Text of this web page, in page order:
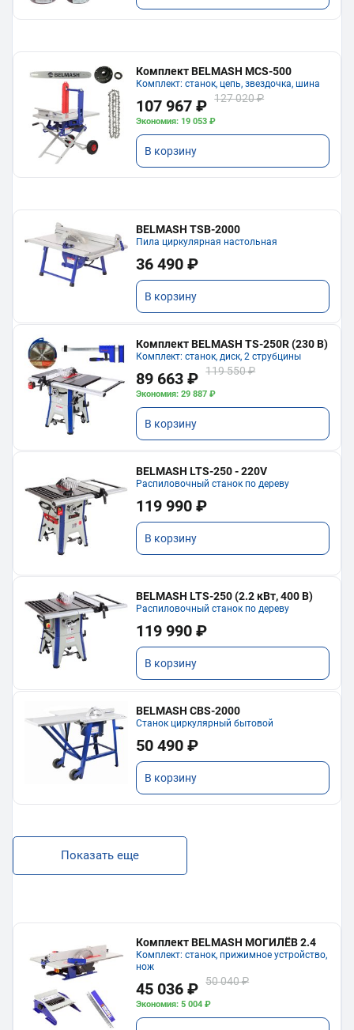
Комплект BELMASH MCS-500
Комплект: станок, цепь, звездочка, шина
107 967 ₽ 127 020 ₽
Экономия: 19 053 ₽
В корзину
BELMASH TSB-2000
Пила циркулярная настольная
36 490 ₽
В корзину
Комплект BELMASH TS-250R (230 В)
Комплект: станок, диск, 2 струбцины
89 663 ₽ 119 550 ₽
Экономия: 29 887 ₽
В корзину
BELMASH LTS-250 - 220V
Распиловочный станок по дереву
119 990 ₽
В корзину
BELMASH LTS-250 (2.2 кВт, 400 В)
Распиловочный станок по дереву
119 990 ₽
В корзину
BELMASH CBS-2000
Станок циркулярный бытовой
50 490 ₽
В корзину
Показать еще
Комплект BELMASH МОГИЛЁВ 2.4
Комплект: станок, прижимное устройство,
нож
45 036 ₽ 50 040 ₽
Экономия: 5 004 ₽